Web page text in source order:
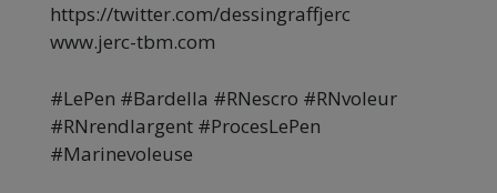
https://twitter.com/dessingraffjerc
www.jerc-tbm.com
#LePen #Bardella #RNescro #RNvoleur
#RNrendlargent #ProcesLePen
#Marinevoleuse